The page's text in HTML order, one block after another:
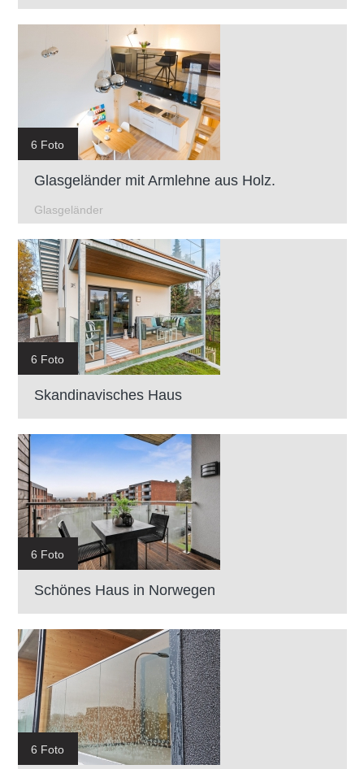
6 Foto
Glasgeländer mit Armlehne aus Holz.
Glasgeländer
6 Foto
Skandinavisches Haus
6 Foto
Schönes Haus in Norwegen
6 Foto